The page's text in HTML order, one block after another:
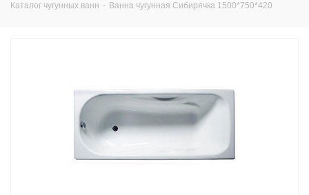
Каталог чугунных ванн - Ванна чугунная Сибирячка 1500*750*420